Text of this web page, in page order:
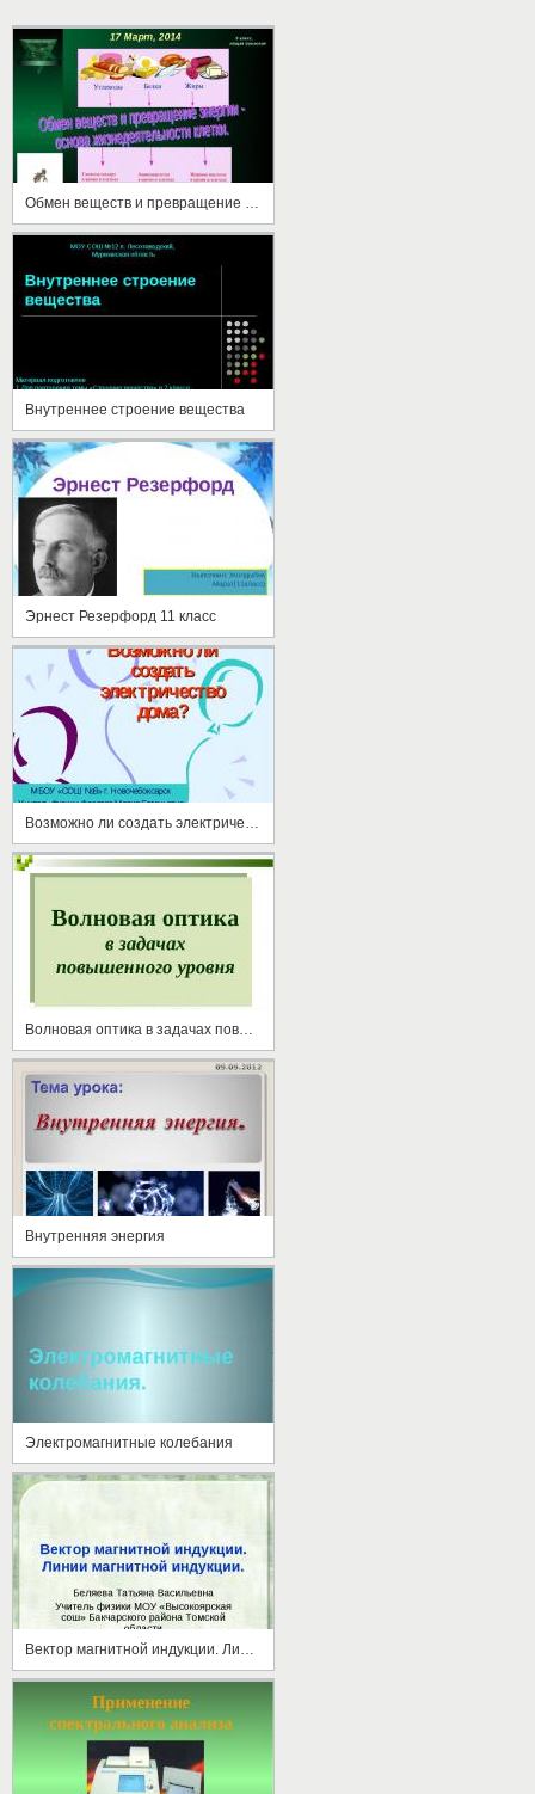
Внутреннее строение вещества
Эрнест Резерфорд 11 класс
Внутренняя энергия
Электромагнитные колебания